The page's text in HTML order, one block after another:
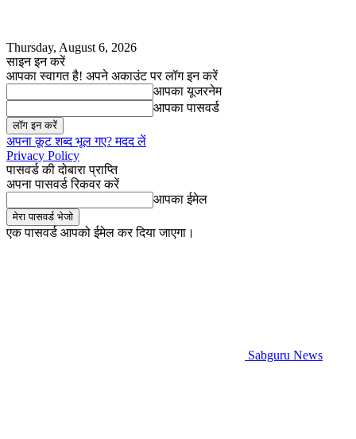
Thursday, August 6, 2026
साइन इन करें
आपका स्वागत है! अपने अकाउंट पर लॉग इन करें
आपका यूजरनेम
आपका पासवर्ड
अपना कूट शब्द भूल गए? मदद लें
Privacy Policy
पासवर्ड की दोबारा प्राप्ति
अपना पासवर्ड रिकवर करें
आपका ईमेल
एक पासवर्ड आपको ईमेल कर दिया जाएगा।
Sabguru News